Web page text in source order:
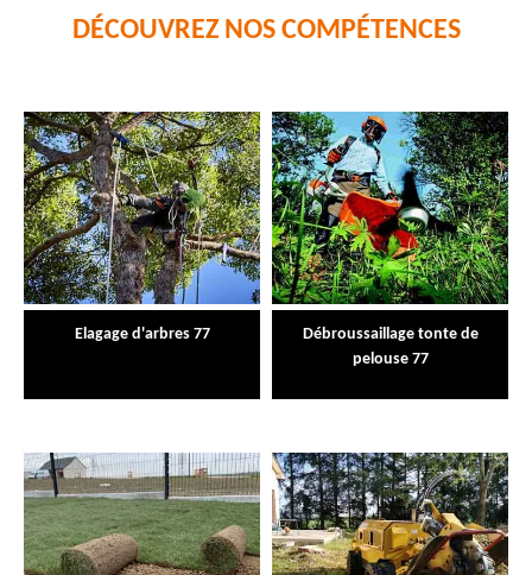
DÉCOUVREZ NOS COMPÉTENCES
Elagage d'arbres 77
Débroussaillage tonte de
pelouse 77